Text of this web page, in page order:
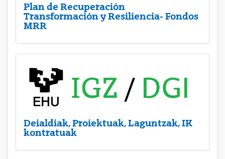
Plan de Recuperación
Transformación y Resiliencia- Fondos
MRR
Deialdiak, Proiektuak, Laguntzak, IK
kontratuak